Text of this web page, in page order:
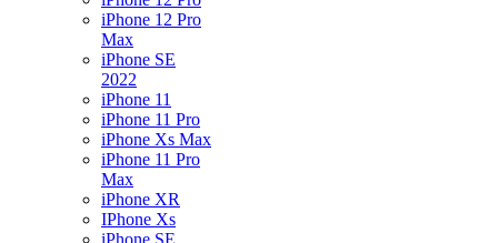
iPhone 12 Pro
Max
iPhone SE
2022
iPhone 11
iPhone 11 Pro
iPhone Xs Max
iPhone 11 Pro
Max
iPhone XR
IPhone Xs
iPhone SE